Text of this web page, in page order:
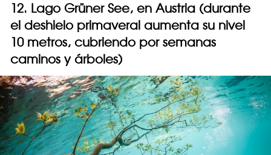
12. Lago Grüner See, en Austria (durante
el deshielo primaveral aumenta su nivel
10 metros, cubriendo por semanas
caminos y árboles)